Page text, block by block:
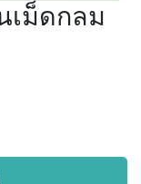
เม็ดกลม